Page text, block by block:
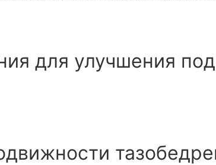
для улучшения